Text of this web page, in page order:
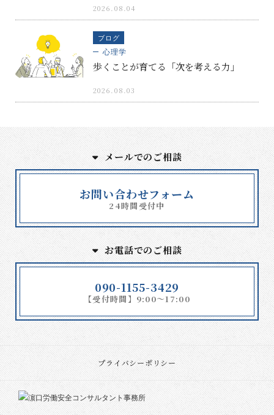
2026.08.04
ブログ
心理学
歩くことが育てる「次を考える力」
2026.08.03
メールでのご相談
お問い合わせフォーム
24時間受付中
お電話でのご相談
090-1155-3429
【受付時間】9:00～17:00
プライバシーポリシー